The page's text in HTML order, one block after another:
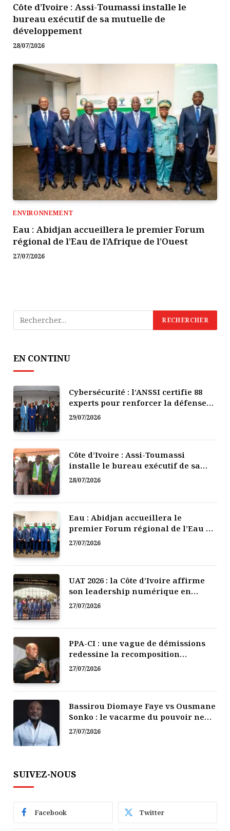
Côte d’Ivoire : Assi-Toumassi installe le
bureau exécutif de sa mutuelle de
développement
28/07/2026
ENVIRONNEMENT
Eau : Abidjan accueillera le premier Forum
régional de l’Eau de l’Afrique de l’Ouest
27/07/2026
EN CONTINU
Cybersécurité : l’ANSSI certifie 88
experts pour renforcer la défense
numérique de la Côte d’Ivoire
29/07/2026
Côte d’Ivoire : Assi-Toumassi
installe le bureau exécutif de sa
mutuelle de développement
28/07/2026
Eau : Abidjan accueillera le
premier Forum régional de l’Eau de
l’Afrique de l’Ouest
27/07/2026
UAT 2026 : la Côte d’Ivoire affirme
son leadership numérique en
Afrique
27/07/2026
PPA-CI : une vague de démissions
redessine la recomposition
politique
27/07/2026
Bassirou Diomaye Faye vs Ousmane
Sonko : le vacarme du pouvoir ne
doit pas faire oublier les liens de la
Fraternité
27/07/2026
SUIVEZ-NOUS
Facebook Twitter